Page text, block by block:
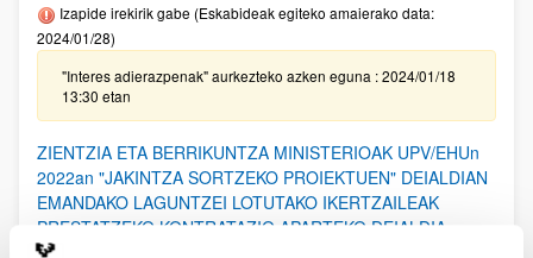
Izapide irekirik gabe (Eskabideak egiteko amaierako data:
2024/01/28)
"Interes adierazpenak" aurkezteko azken eguna : 2024/01/18
13:30 etan
ZIENTZIA ETA BERRIKUNTZA MINISTERIOAK UPV/EHUn
2022an "JAKINTZA SORTZEKO PROIEKTUEN" DEIALDIAN
EMANDAKO LAGUNTZEI LOTUTAKO IKERTZAILEAK
PRESTATZEKO KONTRATAZIO APARTEKO DEIALDIA